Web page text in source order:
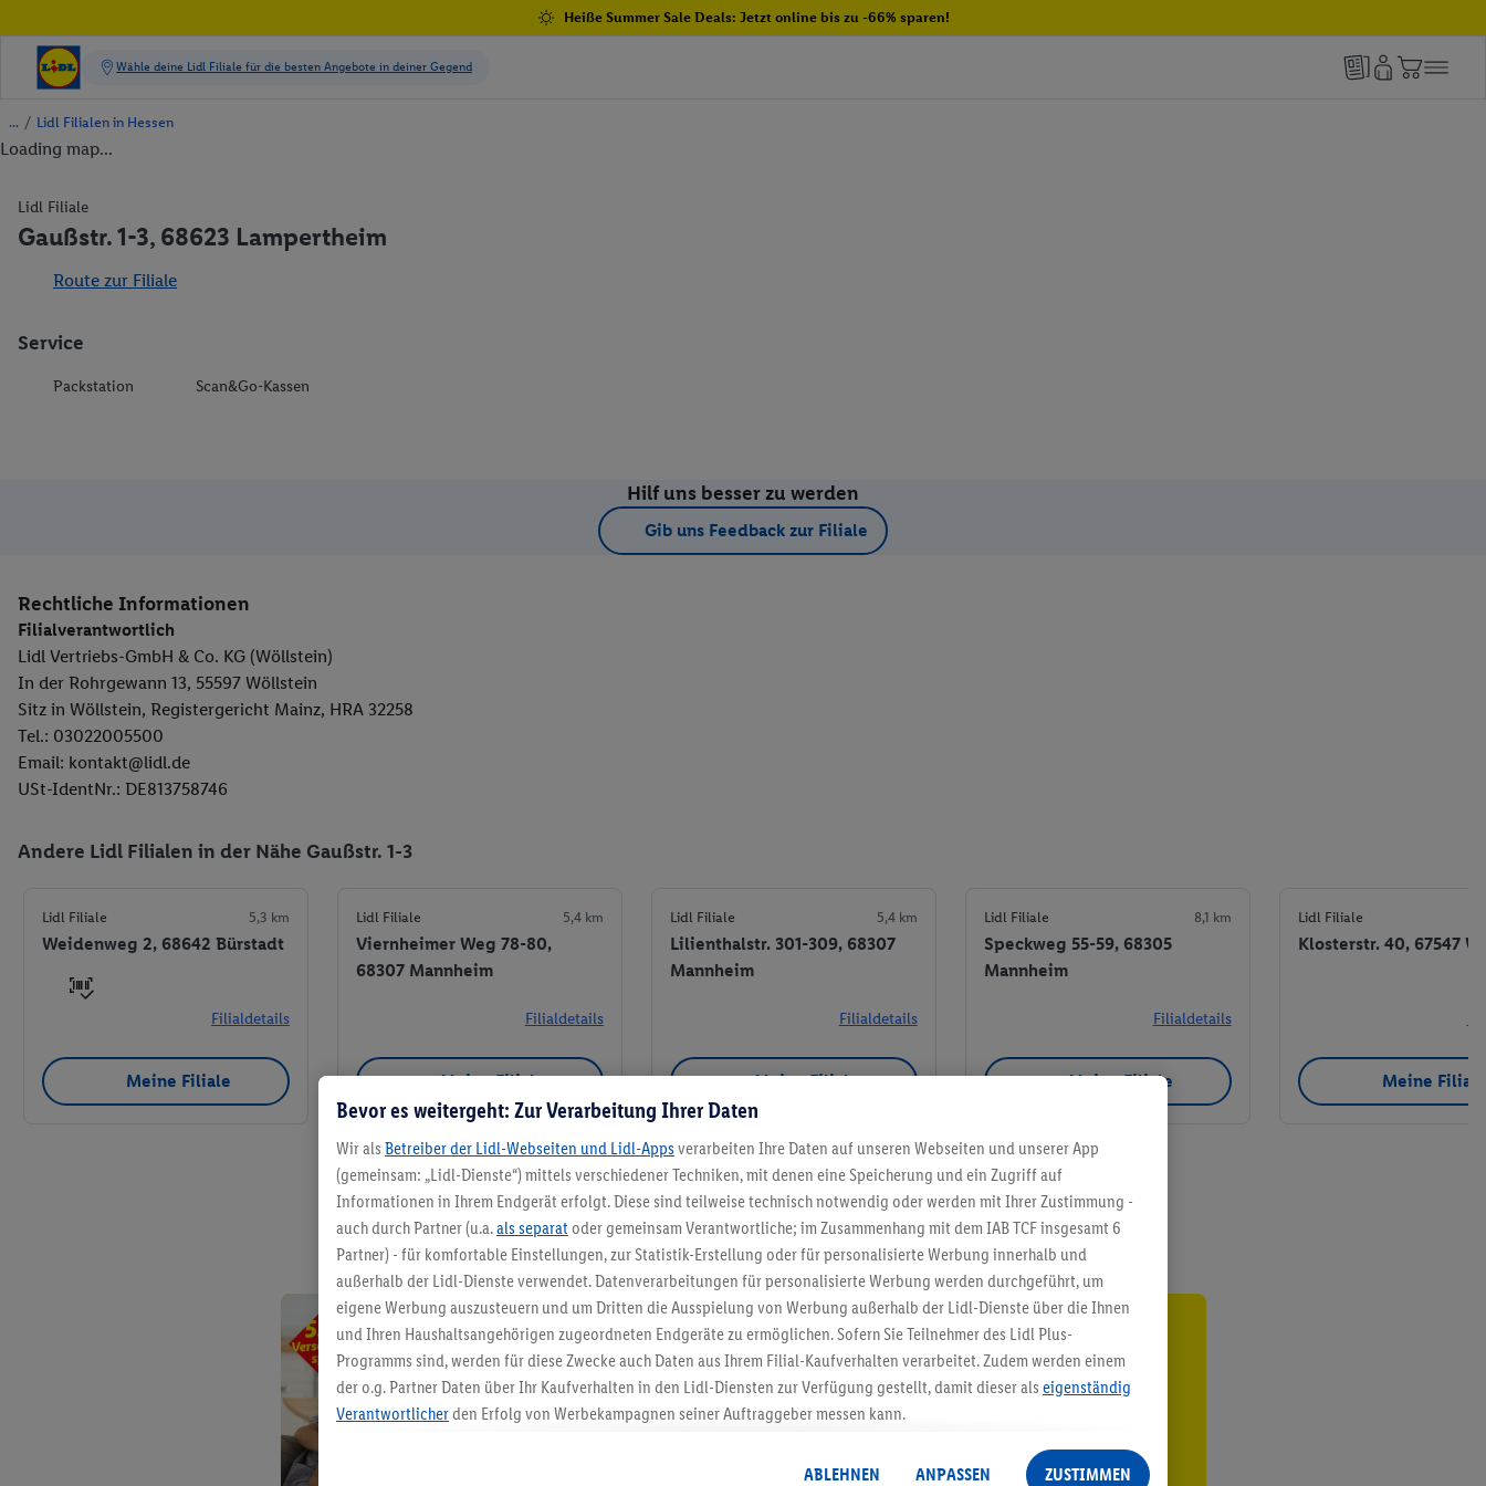
Heiße Summer Sale Deals: Jetzt online bis zu -66% sparen!
/ Lidl Filialen in Hessen
Loading map...
Lidl Filiale
Gaußstr. 1-3, 68623 Lampertheim
Route zur Filiale
Service
Packstation Scan&Go-Kassen
Hilf uns besser zu werden
Gib uns Feedback zur Filiale
Rechtliche Informationen
Filialverantwortlich
Lidl Vertriebs-GmbH & Co. KG (Wöllstein)
In der Rohrgewann 13, 55597 Wöllstein
Sitz in Wöllstein, Registergericht Mainz, HRA 32258
Tel.: 03022005500
Email: kontakt@lidl.de
USt-IdentNr.: DE813758746
Andere Lidl Filialen in der Nähe Gaußstr. 1-3
Lidl Filiale 5,3 km
Weidenweg 2, 68642 Bürstadt
Filialdetails
Meine Filiale
Lidl Filiale 5,4 km
Viernheimer Weg 78-80,
68307 Mannheim
Filialdetails
Meine Filiale
Lidl Filiale 5,4 km
Lilienthalstr. 301-309, 68307
Mannheim
Filialdetails
Meine Filiale
Lidl Filiale 8,1 km
Speckweg 55-59, 68305
Mannheim
Filialdetails
Meine Filiale
Lidl Filiale
Klosterstr. 40, 67547
Meine
Meine Filiale
5.95 € Versand sparen³²ᵃ
Jetzt zum Newsletter anmelden
Bevor es weitergeht: Zur Verarbeitung Ihrer Daten
Wir als Betreiber der Lidl-Webseiten und Lidl-Apps verarbeiten Ihre Daten auf unseren Webseiten und unserer App
(gemeinsam: „Lidl-Dienste“) mittels verschiedener Techniken, mit denen eine Speicherung und ein Zugriff auf
Informationen in Ihrem Endgerät erfolgt. Diese sind teilweise technisch notwendig oder werden mit Ihrer Zustimmung -
auch durch Partner (u.a.als separat oder gemeinsam Verantwortliche; im Zusammenhang mit dem IAB TCF insgesamt 6
Partner) - für komfortable Einstellungen, zur Statistik-Erstellung oder für personalisierte Werbung innerhalb und
außerhalb der Lidl-Dienste verwendet. Datenverarbeitungen für personalisierte Werbung werden durchgeführt, um
eigene Werbung auszusteuern und um Dritten die Ausspielung von Werbung außerhalb der Lidl-Dienste über die Ihnen
und Ihren Haushaltsangehörigen zugeordneten Endgeräte zu ermöglichen. Sofern Sie Teilnehmer des Lidl Plus-
Programms sind, werden für diese Zwecke auch Daten aus Ihrem Filial-Kaufverhalten verarbeitet. Zudem werden einem
der o.g. Partner Daten über Ihr Kaufverhalten in den Lidl-Diensten zur Verfügung gestellt, damit dieser als eigenständig
Verantwortlicherden Erfolg von Werbekampagnen seiner Auftraggeber messen kann.
angereicherten Profilen. Dies umfasst die Zusammenführung von Daten (z.B. über Ihre Nutzung der Lidl-Dienste, Ihr
ABLEHNEN ANPASSEN ZUSTIMMEN